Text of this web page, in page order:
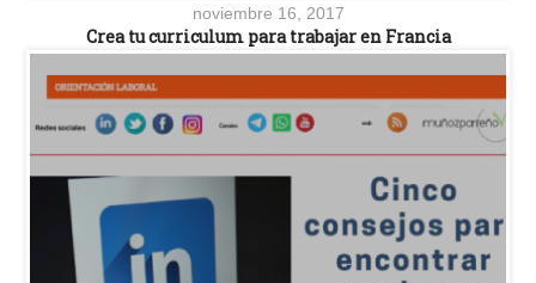
noviembre 16, 2017
Crea tu curriculum para trabajar en Francia